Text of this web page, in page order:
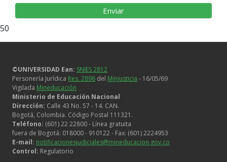
50
©UNIVERSIDAD Ean: SNIES 2812
Personería Jurídica Res. 2898 del Minjusticia - 16/05/69
Vigilada Mineducación
Ministerio de Educación Nacional
Dirección: Calle 43 No. 57 - 14. CAN.
Bogotá, Colombia. Código Postal 111321.
Teléfono: (601) 22 22800 - Línea gratuita
fuera de Bogotá: 018000 - 910122 - Fax: (601) 2224953
E-mail: notificacionesjudiciales@mineducacion.gov.co
Control: Regulatorio